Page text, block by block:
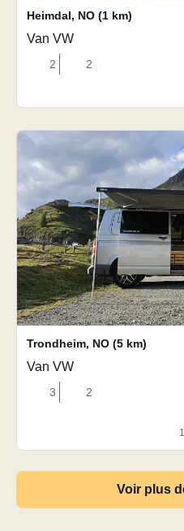
Heimdal, NO (1 km)
Van VW
2 2
Trondheim, NO (5 km)
Van VW
3 2
Voir plus